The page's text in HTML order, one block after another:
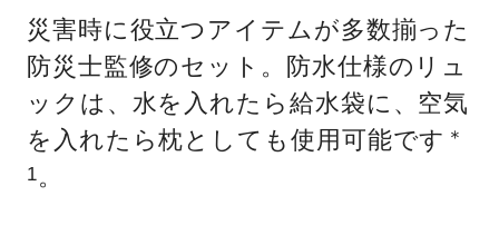
災害時に役立つアイテムが多数揃った
防災士監修のセット。防水仕様のリュ
ックは、水を入れたら給水袋に、空気
を入れたら枕としても使用可能です ＊
1。